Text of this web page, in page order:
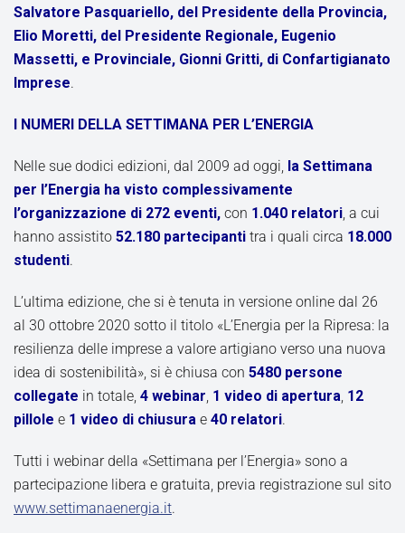
Salvatore Pasquariello, del Presidente della Provincia,
Elio Moretti, del Presidente Regionale, Eugenio
Massetti, e Provinciale, Gionni Gritti, di Confartigianato
Imprese.
I NUMERI DELLA SETTIMANA PER L’ENERGIA
Nelle sue dodici edizioni, dal 2009 ad oggi, la Settimana
per l’Energia ha visto complessivamente
l’organizzazione di 272 eventi, con 1.040 relatori, a cui
hanno assistito 52.180 partecipanti tra i quali circa 18.000
studenti.
L’ultima edizione, che si è tenuta in versione online dal 26
al 30 ottobre 2020 sotto il titolo «L’Energia per la Ripresa: la
resilienza delle imprese a valore artigiano verso una nuova
idea di sostenibilità», si è chiusa con 5480 persone
collegate in totale, 4 webinar, 1 video di apertura, 12
pillole e 1 video di chiusura e 40 relatori.
Tutti i webinar della «Settimana per l’Energia» sono a
partecipazione libera e gratuita, previa registrazione sul sito
www.settimanaenergia.it.